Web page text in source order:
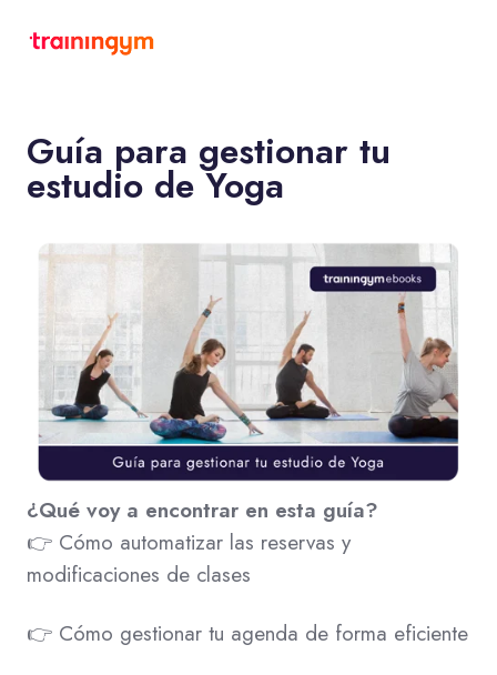
Guía para gestionar tu
estudio de Yoga
¿Qué voy a encontrar en esta guía?
👉 Cómo automatizar las reservas y
modificaciones de clases
👉 Cómo gestionar tu agenda de forma eficiente